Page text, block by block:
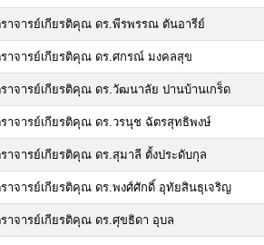
าจารย์เกียรติคุณ ดร.พีรพรรณ ตันอารีย์
าจารย์เกียรติคุณ ดร.ศกรณ์ มงคลสุข
าจารย์เกียรติคุณ ดร.วัฒนาลัย ปานบ้านเกร็ด
าจารย์เกียรติคุณ ดร.วรนุช ฉัตรสุทธิพงษ์
าจารย์เกียรติคุณ ดร.สุมาลี ตั้งประดับกุล
าจารย์เกียรติคุณ ดร.พงศ์ศักดิ์ อุทัยสินธุเจริญ
าจารย์เกียรติคุณ ดร.ศุขธิดา อุบล